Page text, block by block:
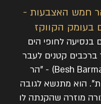
5-6 | הר חמש האצבעות -
בעומק הקווקז
בנסיעה לחופי הים
ברכבים קטנים לעבר
בש ברמק (Besh Barmag) - "הר
הוא מתנשא לגובה
צורה מוזרה שהקנתה לו